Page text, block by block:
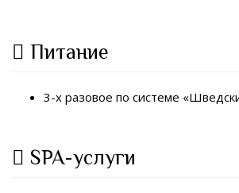
Питание
3-х разовое по системе
SPA-услуги